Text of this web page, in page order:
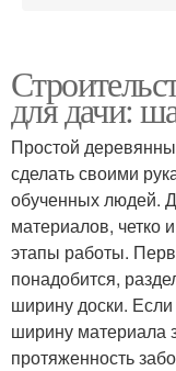
Штакетники для
Забор из
Заборы из
штакетника
для дачи:
Простой
сделать своими
обученных людей.
материалов, четко
этапы работы.
понадобится,
ширину доски.
ширину материала
протяженность